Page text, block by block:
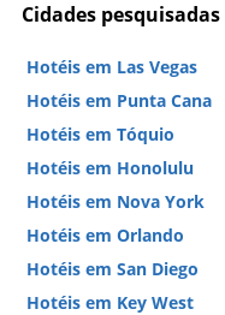
Cidades
Hotéis em Las Vegas
Hotéis em Punta Cana
Hotéis em Tóquio
Hotéis em Honolulu
Hotéis em Nova York
Hotéis em Orlando
Hotéis em San Diego
Hotéis em Key West